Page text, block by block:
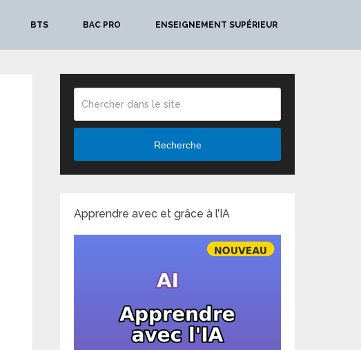
BTS BAC PRO ENSEIGNEMENT SUPÉRIEUR
Recherche
Apprendre avec et grâce à l’IA